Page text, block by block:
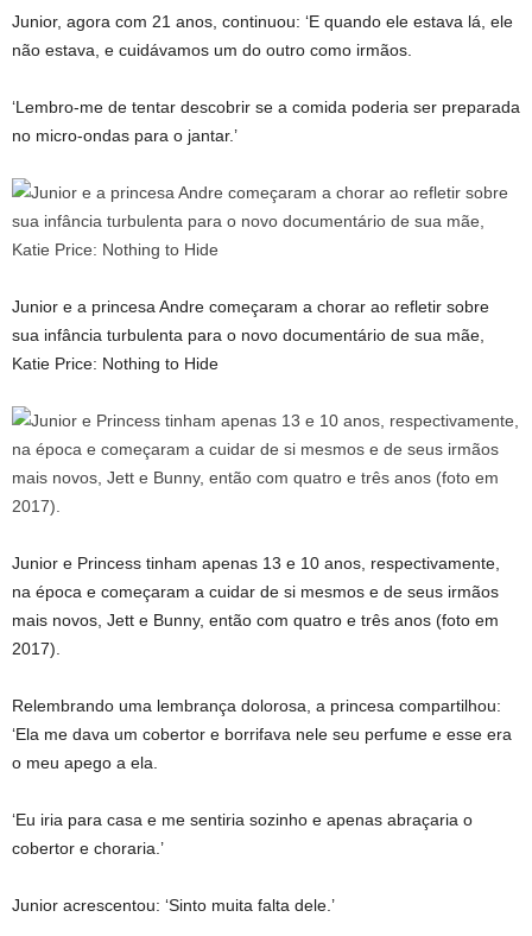
Junior, agora com 21 anos, continuou: ‘E quando ele estava lá, ele
não estava, e cuidávamos um do outro como irmãos.
‘Lembro-me de tentar descobrir se a comida poderia ser preparada
no micro-ondas para o jantar.’
Junior e a princesa Andre começaram a chorar ao refletir sobre
sua infância turbulenta para o novo documentário de sua mãe,
Katie Price: Nothing to Hide
Junior e Princess tinham apenas 13 e 10 anos, respectivamente,
na época e começaram a cuidar de si mesmos e de seus irmãos
mais novos, Jett e Bunny, então com quatro e três anos (foto em
2017).
Relembrando uma lembrança dolorosa, a princesa compartilhou:
‘Ela me dava um cobertor e borrifava nele seu perfume e esse era
o meu apego a ela.
‘Eu iria para casa e me sentiria sozinho e apenas abraçaria o
cobertor e choraria.’
Junior acrescentou: ‘Sinto muita falta dele.’